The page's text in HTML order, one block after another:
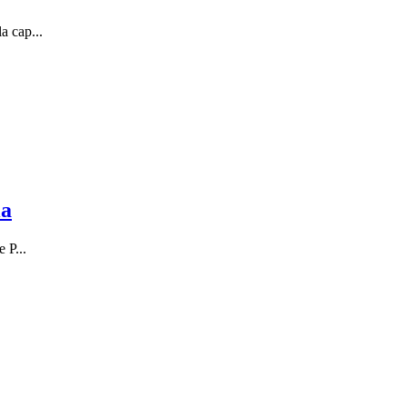
cap...
P...